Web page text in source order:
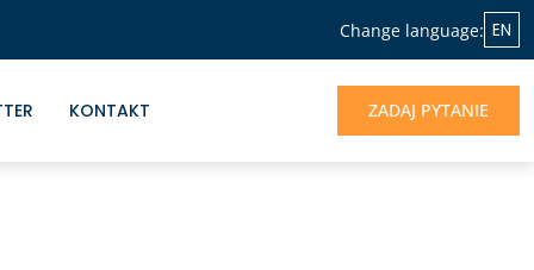
Change language: EN
KONTAKT ZADAJ PYTANIE